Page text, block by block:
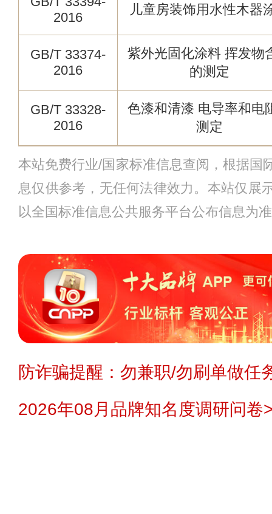
2016
儿童房装饰用水性木器
GB/T 33374-
2016
紫外光固化涂料 挥发物
的测定
GB/T 33328-
2016
色漆和清漆 电导率和电
测定
本站免费行业/国家标准信息查阅，根据国
息仅供参考，无任何法律效力。本站仅展
以全国标准信息公共服务平台公布信息为
防诈骗提醒：勿兼职/勿刷单做任
2026年08月品牌知名度调研问卷